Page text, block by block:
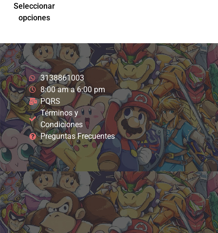
Seleccionar
opciones
3138861003
8:00 am a 6:00 pm
PQRS
Términos y
Condiciones
Preguntas Frecuentes